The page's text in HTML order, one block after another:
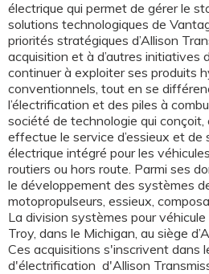
électrique qui permet de gérer le
solutions technologiques de
priorités stratégiques d’Allison
acquisition et à d’autres initiatives
continuer à exploiter ses produits
conventionnels, tout en se
l’électrification et des piles à
société de technologie qui
effectue le service d’essieux et de
électrique intégré pour les
routiers ou hors route. Parmi ses
le développement des systèmes
motopropulseurs, essieux,
La division systèmes pour
Troy, dans le Michigan, au siège
Ces acquisitions s'inscrivent dans
d'électrification d'Allison